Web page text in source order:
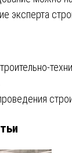
эксперта